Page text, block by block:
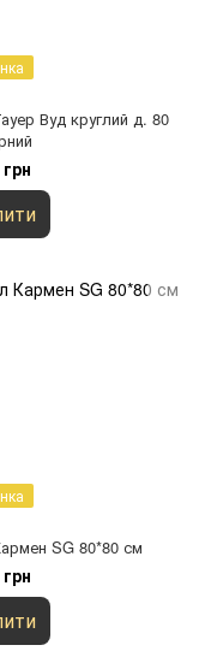
Вуд круглий д. 80
SG 80*80 см